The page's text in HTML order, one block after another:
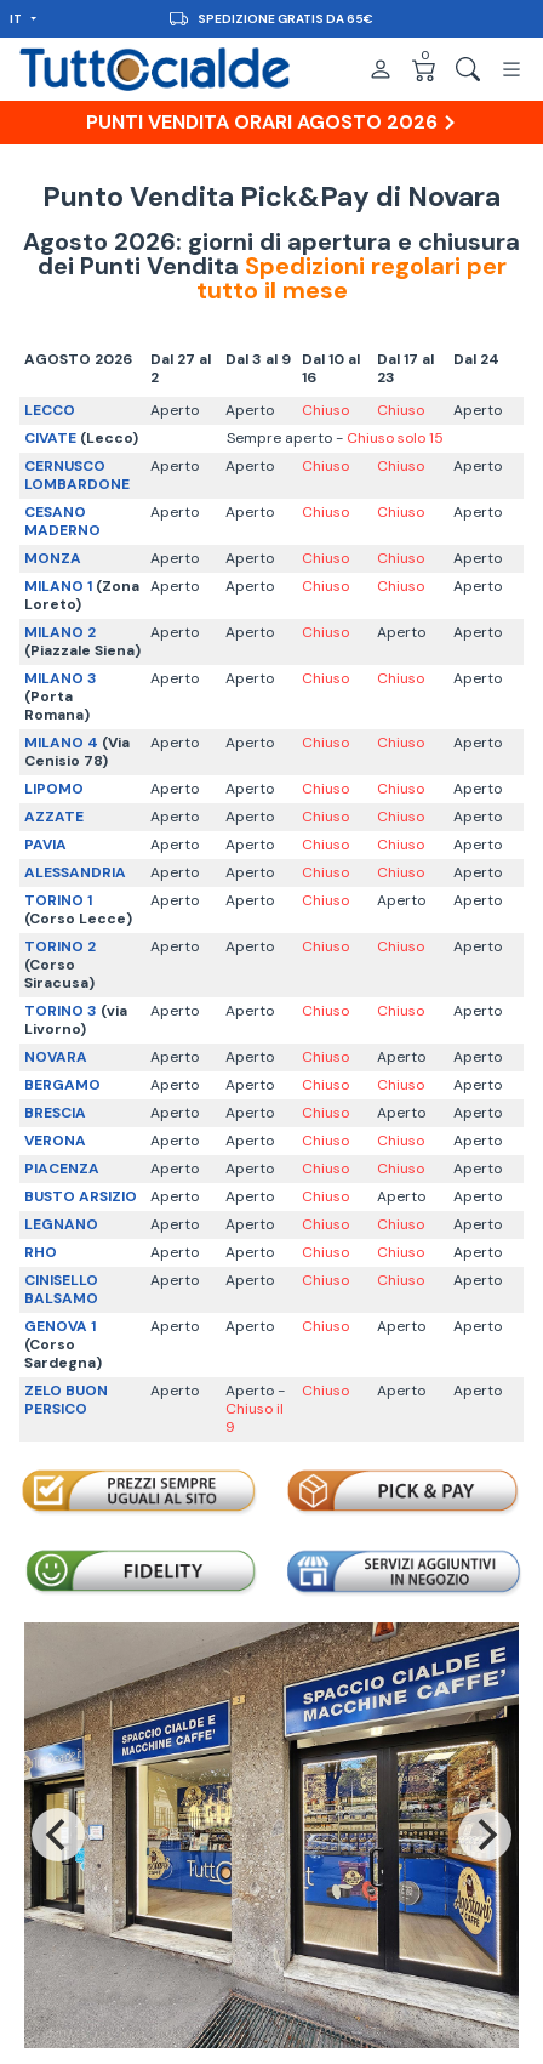
IT SPEDIZIONE GRATIS DA 65€
0
PUNTI VENDITA ORARI AGOSTO 2026
Punto Vendita Pick&Pay di Novara
Agosto 2026: giorni di apertura e chiusura
dei Punti Vendita Spedizioni regolari per
tutto il mese
AGOSTO 2026
Dal 27 al
2
Dal 3 al 9
Dal 10 al
16
Dal 17 al
23
Dal 24
LECCO Aperto Aperto Chiuso Chiuso
Aperto
CIVATE (Lecco) Sempre aperto - Chiuso solo 15
CERNUSCO
LOMBARDONE
Aperto Aperto Chiuso Chiuso Aperto
CESANO
MADERNO
Aperto Aperto Chiuso Chiuso Aperto
MONZA Aperto Aperto Chiuso Chiuso
Aperto
MILANO 1 (Zona
Loreto)
Aperto Aperto Chiuso Chiuso Aperto
MILANO 2
(Piazzale Siena)
Aperto Aperto Chiuso Aperto Aperto
MILANO 3
(Porta
Romana)
Aperto Aperto Chiuso Chiuso Aperto
MILANO 4 (Via
Cenisio 78)
Aperto Aperto Chiuso Chiuso Aperto
LIPOMO Aperto Aperto Chiuso Chiuso
Aperto
AZZATE
Aperto Aperto Chiuso Chiuso
Aperto
PAVIA
Aperto Aperto Chiuso Chiuso
Aperto
ALESSANDRIA
Aperto Aperto Chiuso Chiuso
Aperto
TORINO 1
(Corso Lecce)
Aperto Aperto Chiuso Aperto Aperto
TORINO 2
(Corso
Siracusa)
Aperto Aperto Chiuso Chiuso Aperto
TORINO 3 (via
Livorno)
Aperto Aperto Chiuso Chiuso Aperto
NOVARA Aperto Aperto Chiuso Aperto
Aperto
BERGAMO
Aperto Aperto Chiuso Chiuso
Aperto
BRESCIA
Aperto Aperto Chiuso Aperto
Aperto
VERONA
Aperto Aperto Chiuso Chiuso
Aperto
PIACENZA
Aperto Aperto Chiuso Chiuso
Aperto
BUSTO ARSIZIO
Aperto Aperto Chiuso Aperto
Aperto
LEGNANO
Aperto Aperto Chiuso Chiuso
Aperto
RHO
Aperto Aperto Chiuso Chiuso
Aperto
CINISELLO
BALSAMO
Aperto Aperto Chiuso Chiuso Aperto
GENOVA 1
(Corso
Sardegna)
Aperto Aperto Chiuso Aperto Aperto
ZELO BUON
PERSICO
Aperto
Aperto -
Chiuso il
9
Chiuso Aperto Aperto